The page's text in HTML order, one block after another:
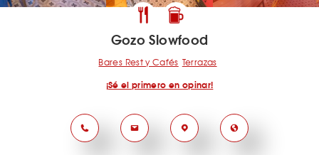
Gozo Slowfood
Bares Rest y Cafés Terrazas
¡Sé el primero en opinar!